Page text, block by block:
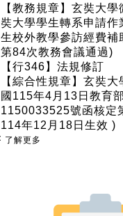
【教務規章】玄奘大
奘大學學生轉系申請
生校外教學參訪經費補
第84次教務會議通過)
【行346】法規修訂
【綜合性規章】玄奘
國115年4月13日教育
1150033525號函核定
114年12月18日生效 )
了解更多